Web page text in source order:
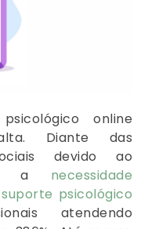
online
Diante das
devido ao
a necessidade
psicológico
atendendo